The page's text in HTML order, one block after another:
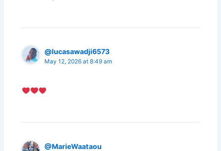
@lucasawadji6573
May 12, 2026 at 8:49 am
@MarieWaataou